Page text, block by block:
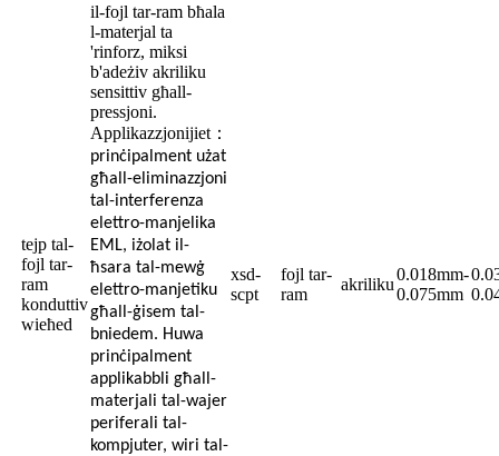
tejp tal-
fojl tar-
ram
konduttiv
wieħed
il-fojl tar-ram bħala
l-materjal ta
'rinforz, miksi
b'adeżiv akriliku
sensittiv għall-
pressjoni.
Applikazzjonijiet ：
prinċipalment użat
għall-eliminazzjoni
tal-interferenza
elettro-manjelika
EML, iżolat il-
ħsara tal-mewġ
elettro-manjetiku
għall-ġisem tal-
bniedem. Huwa
prinċipalment
applikabbli għall-
materjali tal-wajer
periferali tal-
kompjuter, wiri tal-
xsd-
scpt
fojl tar-
ram
akriliku
0.018mm-
0.075mm